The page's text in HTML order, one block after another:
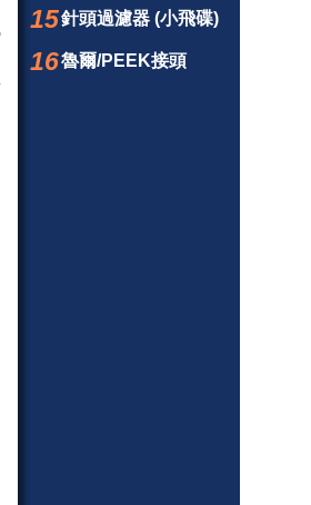
15針頭過濾器 (小飛碟)
16魯爾/PEEK接頭